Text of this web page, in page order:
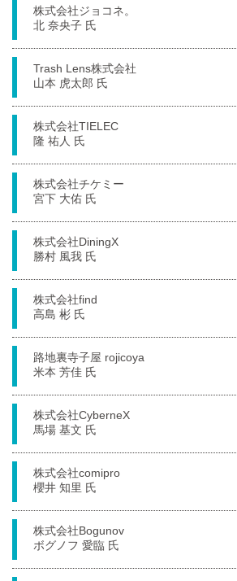
株式会社ジョコネ。
北 奈央子 氏
Trash Lens株式会社
山本 虎太郎 氏
株式会社TIELEC
隆 祐人 氏
株式会社チケミー
宮下 大佑 氏
株式会社DiningX
勝村 風我 氏
株式会社find
高島 彬 氏
路地裏寺子屋 rojicoya
米本 芳佳 氏
株式会社CyberneX
馬場 基文 氏
株式会社comipro
櫻井 知里 氏
株式会社Bogunov
ボグノフ 愛臨 氏